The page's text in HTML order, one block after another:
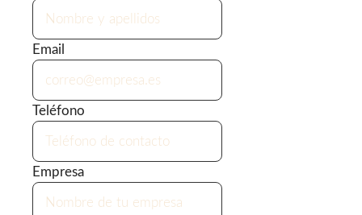
Email
Teléfono
Empresa